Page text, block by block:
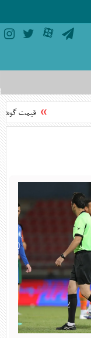
قیمت گوشی‌های